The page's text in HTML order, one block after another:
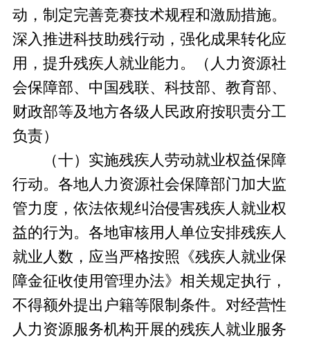
动，制定完善竞赛技术规程和激励措施。
深入推进科技助残行动，强化成果转化应
用，提升残疾人就业能力。（人力资源社
会保障部、中国残联、科技部、教育部、
财政部等及地方各级人民政府按职责分工
负责）
（十）实施残疾人劳动就业权益保障
行动。各地人力资源社会保障部门加大监
管力度，依法依规纠治侵害残疾人就业权
益的行为。各地审核用人单位安排残疾人
就业人数，应当严格按照《残疾人就业保
障金征收使用管理办法》相关规定执行，
不得额外提出户籍等限制条件。对经营性
人力资源服务机构开展的残疾人就业服务